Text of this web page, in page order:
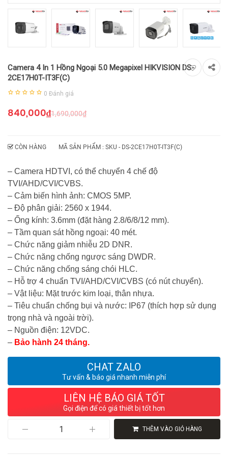
Camera 4 In 1 Hồng Ngoại 5.0 Megapixel HIKVISION DS-
2CE17H0T-IT3F(C)
0 Đánh giá
1,690,000₫
840,000₫
CÒN HÀNG MÃ SẢN PHẨM : SKU - DS-2CE17H0T-IT3F(C)
– Camera HDTVI, có thể chuyển 4 chế độ
TVI/AHD/CVI/CVBS.
– Cảm biến hình ảnh: CMOS 5MP.
– Độ phân giải: 2560 x 1944.
– Ống kính: 3.6mm (đặt hàng 2.8/6/8/12 mm).
– Tầm quan sát hồng ngoại: 40 mét.
– Chức năng giảm nhiễu 2D DNR.
– Chức năng chống ngược sáng DWDR.
– Chức năng chống sáng chói HLC.
– Hỗ trợ 4 chuẩn TVI/AHD/CVI/CVBS (có nút chuyển).
– Vật liệu: Mặt trước kim loại, thân nhựa.
– Tiêu chuẩn chống bụi và nước: IP67 (thích hợp sử dụng
trọng nhà và ngoài trời).
– Nguồn điện: 12VDC.
– Bảo hành 24 tháng.
CHAT ZALO
Tư vấn & báo giá nhanh miễn phí
LIÊN HỆ BÁO GIÁ TỐT
Gọi điện để có giá thiết bị tốt hơn
THÊM VÀO GIỎ HÀNG